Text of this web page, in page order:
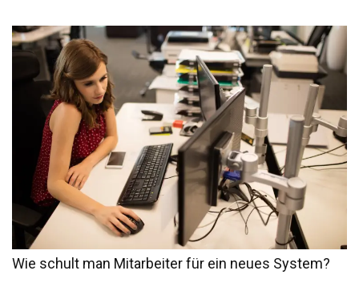
Wie schult man Mitarbeiter für ein neues System?